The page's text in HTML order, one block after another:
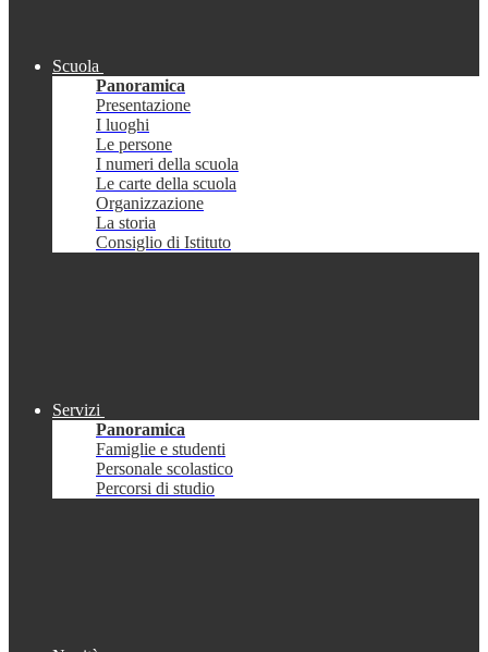
Scuola
Panoramica
Presentazione
I luoghi
Le persone
I numeri della scuola
Le carte della scuola
Organizzazione
La storia
Consiglio di Istituto
Servizi
Panoramica
Famiglie e studenti
Personale scolastico
Percorsi di studio